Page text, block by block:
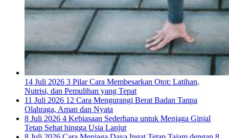
14 Juli 2026 3 Pilar Cara Membesarkan Otot: Latihan,
Nutrisi, dan Pemulihan yang Tepat
11 Juli 2026 12 Cara Mengurangi Berat Badan Tanpa
Olahraga, Aman dan Nyata
8 Juli 2026 4 Kebiasaan Sederhana untuk Menjaga Ginjal
Tetap Sehat hingga Usia Lanjut